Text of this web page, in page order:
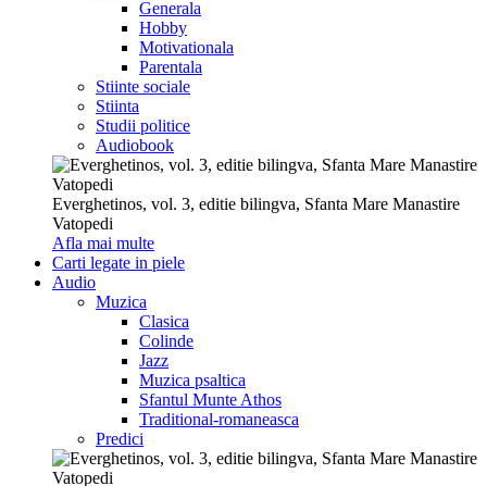
Generala
Hobby
Motivationala
Parentala
Stiinte sociale
Stiinta
Studii politice
Audiobook
Everghetinos, vol. 3, editie bilingva, Sfanta Mare Manastire
Vatopedi
Afla mai multe
Carti legate in piele
Audio
Muzica
Clasica
Colinde
Jazz
Muzica psaltica
Sfantul Munte Athos
Traditional-romaneasca
Predici